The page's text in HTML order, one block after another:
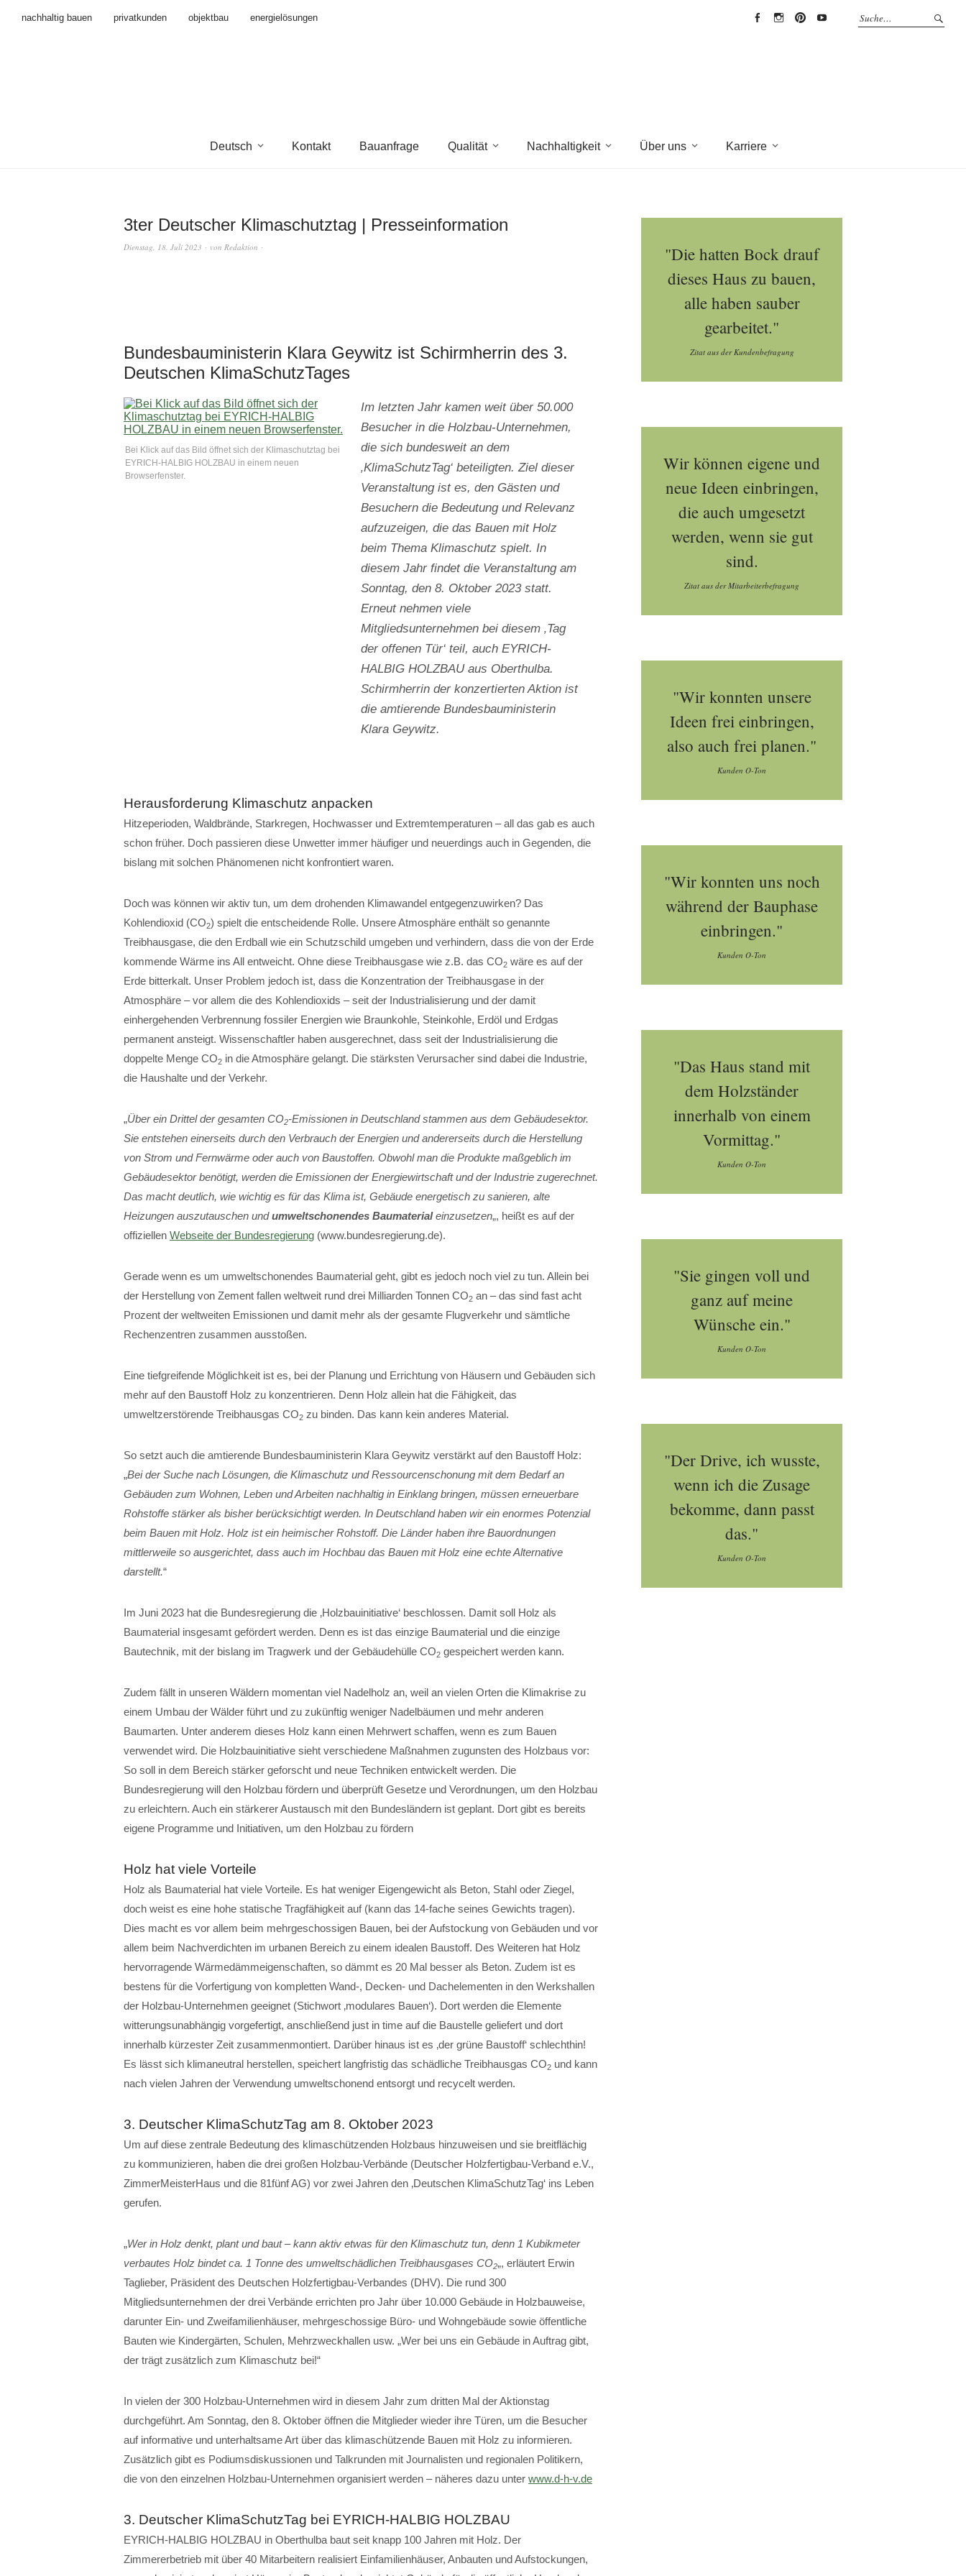
nachhaltig bauen privatkunden objektbau
energielösungen
Deutsch Kontakt Bauanfrage Qualität Nachhaltigkeit Über uns Karriere
3ter Deutscher Klimaschutztag | Presseinformation
Dienstag, 18. Juli 2023 von Redaktion
Bundesbauministerin Klara Geywitz ist Schirmherrin des 3.
Deutschen KlimaSchutzTages
Bei Klick auf das Bild öffnet sich der Klimaschutztag bei
EYRICH-HALBIG HOLZBAU in einem neuen
Browserfenster.
Im letzten Jahr kamen weit über 50.000
Besucher in die Holzbau-Unternehmen,
die sich bundesweit an dem
‚KlimaSchutzTag‘ beteiligten. Ziel dieser
Veranstaltung ist es, den Gästen und
Besuchern die Bedeutung und Relevanz
aufzuzeigen, die das Bauen mit Holz
beim Thema Klimaschutz spielt. In
diesem Jahr findet die Veranstaltung am
Sonntag, den 8. Oktober 2023 statt.
Erneut nehmen viele
Mitgliedsunternehmen bei diesem ‚Tag
der offenen Tür‘ teil, auch EYRICH-
HALBIG HOLZBAU aus Oberthulba.
Schirmherrin der konzertierten Aktion ist
die amtierende Bundesbauministerin
Klara Geywitz.
Herausforderung Klimaschutz anpacken
Hitzeperioden, Waldbrände, Starkregen, Hochwasser und Extremtemperaturen – all das gab es auch
schon früher. Doch passieren diese Unwetter immer häufiger und neuerdings auch in Gegenden, die
bislang mit solchen Phänomenen nicht konfrontiert waren.
Doch was können wir aktiv tun, um dem drohenden Klimawandel entgegenzuwirken? Das
Kohlendioxid (CO2) spielt die entscheidende Rolle. Unsere Atmosphäre enthält so genannte
Treibhausgase, die den Erdball wie ein Schutzschild umgeben und verhindern, dass die von der Erde
kommende Wärme ins All entweicht. Ohne diese Treibhausgase wie z.B. das CO2 wäre es auf der
Erde bitterkalt. Unser Problem jedoch ist, dass die Konzentration der Treibhausgase in der
Atmosphäre – vor allem die des Kohlendioxids – seit der Industrialisierung und der damit
einhergehenden Verbrennung fossiler Energien wie Braunkohle, Steinkohle, Erdöl und Erdgas
permanent ansteigt. Wissenschaftler haben ausgerechnet, dass seit der Industrialisierung die
doppelte Menge CO2 in die Atmosphäre gelangt. Die stärksten Verursacher sind dabei die Industrie,
die Haushalte und der Verkehr.
„Über ein Drittel der gesamten CO2-Emissionen in Deutschland stammen aus dem Gebäudesektor.
Sie entstehen einerseits durch den Verbrauch der Energien und andererseits durch die Herstellung
von Strom und Fernwärme oder auch von Baustoffen. Obwohl man die Produkte maßgeblich im
Gebäudesektor benötigt, werden die Emissionen der Energiewirtschaft und der Industrie zugerechnet.
Das macht deutlich, wie wichtig es für das Klima ist, Gebäude energetisch zu sanieren, alte
Heizungen auszutauschen undumweltschonendes Baumaterialeinzusetzen„, heißt es auf der
offiziellen Webseite der Bundesregierung (www.bundesregierung.de).
Gerade wenn es um umweltschonendes Baumaterial geht, gibt es jedoch noch viel zu tun. Allein bei
der Herstellung von Zement fallen weltweit rund drei Milliarden Tonnen CO2 an – das sind fast acht
Prozent der weltweiten Emissionen und damit mehr als der gesamte Flugverkehr und sämtliche
Rechenzentren zusammen ausstoßen.
Eine tiefgreifende Möglichkeit ist es, bei der Planung und Errichtung von Häusern und Gebäuden sich
mehr auf den Baustoff Holz zu konzentrieren. Denn Holz allein hat die Fähigkeit, das
umweltzerstörende Treibhausgas CO2 zu binden. Das kann kein anderes Material.
So setzt auch die amtierende Bundesbauministerin Klara Geywitz verstärkt auf den Baustoff Holz:
„Bei der Suche nach Lösungen, die Klimaschutz und Ressourcenschonung mit dem Bedarf an
Gebäuden zum Wohnen, Leben und Arbeiten nachhaltig in Einklang bringen, müssen erneuerbare
Rohstoffe stärker als bisher berücksichtigt werden. In Deutschland haben wir ein enormes Potenzial
beim Bauen mit Holz. Holz ist ein heimischer Rohstoff. Die Länder haben ihre Bauordnungen
mittlerweile so ausgerichtet, dass auch im Hochbau das Bauen mit Holz eine echte Alternative
darstellt.“
Im Juni 2023 hat die Bundesregierung die ‚Holzbauinitiative‘ beschlossen. Damit soll Holz als
Baumaterial insgesamt gefördert werden. Denn es ist das einzige Baumaterial und die einzige
Bautechnik, mit der bislang im Tragwerk und der Gebäudehülle CO2 gespeichert werden kann.
Zudem fällt in unseren Wäldern momentan viel Nadelholz an, weil an vielen Orten die Klimakrise zu
einem Umbau der Wälder führt und zu zukünftig weniger Nadelbäumen und mehr anderen
Baumarten. Unter anderem dieses Holz kann einen Mehrwert schaffen, wenn es zum Bauen
verwendet wird. Die Holzbauinitiative sieht verschiedene Maßnahmen zugunsten des Holzbaus vor:
So soll in dem Bereich stärker geforscht und neue Techniken entwickelt werden. Die
Bundesregierung will den Holzbau fördern und überprüft Gesetze und Verordnungen, um den Holzbau
zu erleichtern. Auch ein stärkerer Austausch mit den Bundesländern ist geplant. Dort gibt es bereits
eigene Programme und Initiativen, um den Holzbau zu fördern
Holz hat viele Vorteile
Holz als Baumaterial hat viele Vorteile. Es hat weniger Eigengewicht als Beton, Stahl oder Ziegel,
doch weist es eine hohe statische Tragfähigkeit auf (kann das 14-fache seines Gewichts tragen).
Dies macht es vor allem beim mehrgeschossigen Bauen, bei der Aufstockung von Gebäuden und vor
allem beim Nachverdichten im urbanen Bereich zu einem idealen Baustoff. Des Weiteren hat Holz
hervorragende Wärmedämmeigenschaften, so dämmt es 20 Mal besser als Beton. Zudem ist es
bestens für die Vorfertigung von kompletten Wand-, Decken- und Dachelementen in den Werkshallen
der Holzbau-Unternehmen geeignet (Stichwort ‚modulares Bauen‘). Dort werden die Elemente
witterungsunabhängig vorgefertigt, anschließend just in time auf die Baustelle geliefert und dort
innerhalb kürzester Zeit zusammenmontiert. Darüber hinaus ist es ‚der grüne Baustoff‘ schlechthin!
Es lässt sich klimaneutral herstellen, speichert langfristig das schädliche Treibhausgas CO2 und kann
nach vielen Jahren der Verwendung umweltschonend entsorgt und recycelt werden.
3. Deutscher KlimaSchutzTag am 8. Oktober 2023
Um auf diese zentrale Bedeutung des klimaschützenden Holzbaus hinzuweisen und sie breitflächig
zu kommunizieren, haben die drei großen Holzbau-Verbände (Deutscher Holzfertigbau-Verband e.V.,
ZimmerMeisterHaus und die 81fünf AG) vor zwei Jahren den ‚Deutschen KlimaSchutzTag‘ ins Leben
gerufen.
„Wer in Holz denkt, plant und baut – kann aktiv etwas für den Klimaschutz tun, denn 1 Kubikmeter
verbautes Holz bindet ca. 1 Tonne des umweltschädlichen Treibhausgases CO2„, erläutert Erwin
Taglieber, Präsident des Deutschen Holzfertigbau-Verbandes (DHV). Die rund 300
Mitgliedsunternehmen der drei Verbände errichten pro Jahr über 10.000 Gebäude in Holzbauweise,
darunter Ein- und Zweifamilienhäuser, mehrgeschossige Büro- und Wohngebäude sowie öffentliche
Bauten wie Kindergärten, Schulen, Mehrzweckhallen usw. „Wer bei uns ein Gebäude in Auftrag gibt,
der trägt zusätzlich zum Klimaschutz bei!“
In vielen der 300 Holzbau-Unternehmen wird in diesem Jahr zum dritten Mal der Aktionstag
durchgeführt. Am Sonntag, den 8. Oktober öffnen die Mitglieder wieder ihre Türen, um die Besucher
auf informative und unterhaltsame Art über das klimaschützende Bauen mit Holz zu informieren.
Zusätzlich gibt es Podiumsdiskussionen und Talkrunden mit Journalisten und regionalen Politikern,
die von den einzelnen Holzbau-Unternehmen organisiert werden – näheres dazu unter www.d-h-v.de
3. Deutscher KlimaSchutzTag bei EYRICH-HALBIG HOLZBAU
EYRICH-HALBIG HOLZBAU in Oberthulba baut seit knapp 100 Jahren mit Holz. Der
Zimmererbetrieb mit über 40 Mitarbeitern realisiert Einfamilienhäuser, Anbauten und Aufstockungen,
"Die hatten Bock drauf
dieses Haus zu bauen,
alle haben sauber
gearbeitet."
Zitat aus der Kundenbefragung
Wir können eigene und
neue Ideen einbringen,
die auch umgesetzt
werden, wenn sie gut
sind.
Zitat aus der Mitarbeiterbefragung
"Wir konnten unsere
Ideen frei einbringen,
also auch frei planen."
Kunden O-Ton
"Wir konnten uns noch
während der Bauphase
einbringen."
Kunden O-Ton
"Das Haus stand mit
dem Holzständer
innerhalb von einem
Vormittag."
Kunden O-Ton
"Sie gingen voll und
ganz auf meine
Wünsche ein."
Kunden O-Ton
"Der Drive, ich wusste,
wenn ich die Zusage
bekomme, dann passt
das."
Kunden O-Ton